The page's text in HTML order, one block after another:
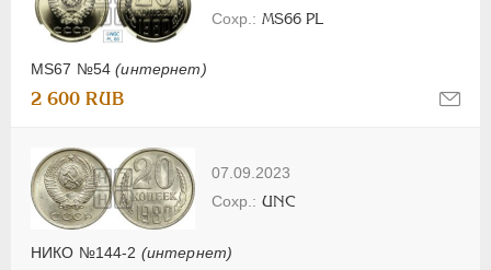
MS67 №54(интернет)
MS66 PL
2 600 RUB
07.09.2023
НИКО №144-2 (интернет)
UNC